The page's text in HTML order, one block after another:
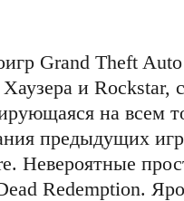
Grand Theft
и
на всем
предыдущих
Невероятные
Redemption.